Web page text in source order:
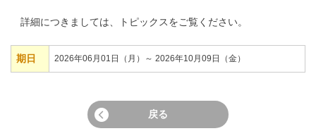
詳細につきましては、トピックスをご覧ください。
期日 2026年06月01日（月）～ 2026年10月09日（金）
戻る